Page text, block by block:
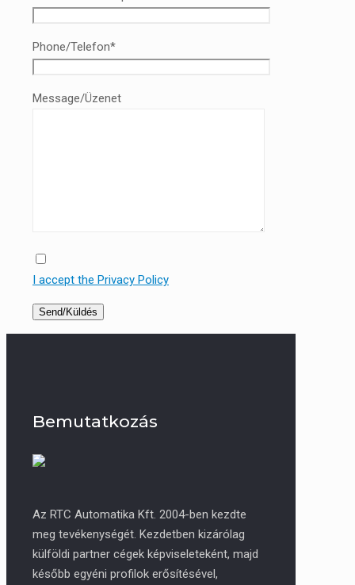
Phone/Telefon*
Message/Üzenet
I accept the Privacy Policy
Bemutatkozás
Az RTC Automatika Kft. 2004-ben kezdte
meg tevékenységét. Kezdetben kizárólag
külföldi partner cégek képviseleteként, majd
később egyéni profilok erősítésével,